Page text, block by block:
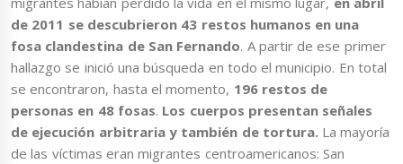
de 2011 se descubrieron 43 restos humanos en una
fosa clandestina de San Fernando. A partir de ese primer
hallazgo se inició una búsqueda en todo el municipio. En total
se encontraron, hasta el momento, 196 restos de
personas en 48 fosas. Los cuerpos presentan señales
de ejecución arbitraria y también de tortura. La mayoría
de las víctimas eran migrantes centroamericanos: San